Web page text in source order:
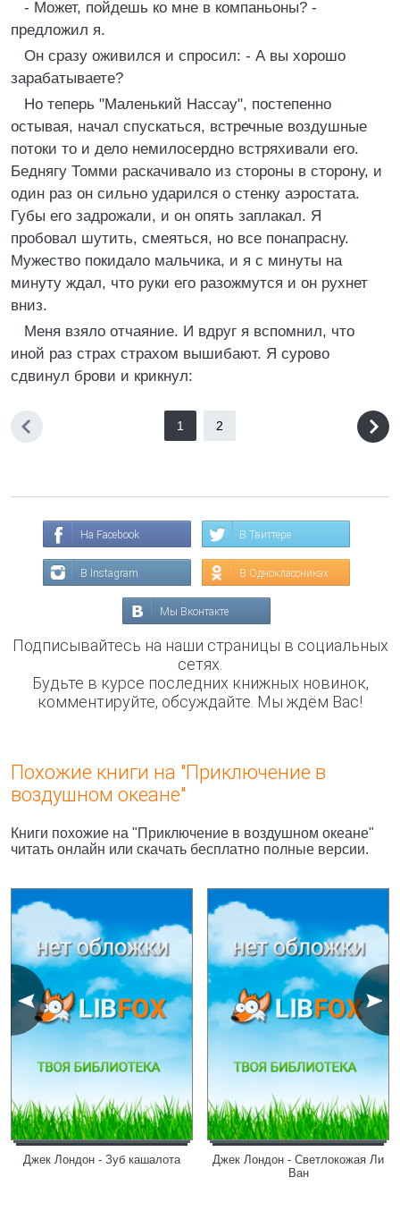
- Может, пойдешь ко мне в компаньоны? -
предложил я.
Он сразу оживился и спросил: - А вы хорошо
зарабатываете?
Но теперь "Маленький Нассау", постепенно
остывая, начал спускаться, встречные воздушные
потоки то и дело немилосердно встряхивали его.
Беднягу Томми раскачивало из стороны в сторону, и
один раз он сильно ударился о стенку аэростата.
Губы его задрожали, и он опять заплакал. Я
пробовал шутить, смеяться, но все понапрасну.
Мужество покидало мальчика, и я с минуты на
минуту ждал, что руки его разожмутся и он рухнет
вниз.
Меня взяло отчаяние. И вдруг я вспомнил, что
иной раз страх страхом вышибают. Я сурово
сдвинул брови и крикнул:
1 2
На Facebook В Твиттере
В Instagram В Одноклассниках
Мы Вконтакте
Подписывайтесь на наши страницы в социальных
сетях.
Будьте в курсе последних книжных новинок,
комментируйте, обсуждайте. Мы ждём Вас!
Похожие книги на "Приключение в
воздушном океане"
Книги похожие на "Приключение в воздушном океане"
читать онлайн или скачать бесплатно полные версии.
Джек Лондон - Зуб кашалота
Джек Лондон - Светлокожая Ли
Ван